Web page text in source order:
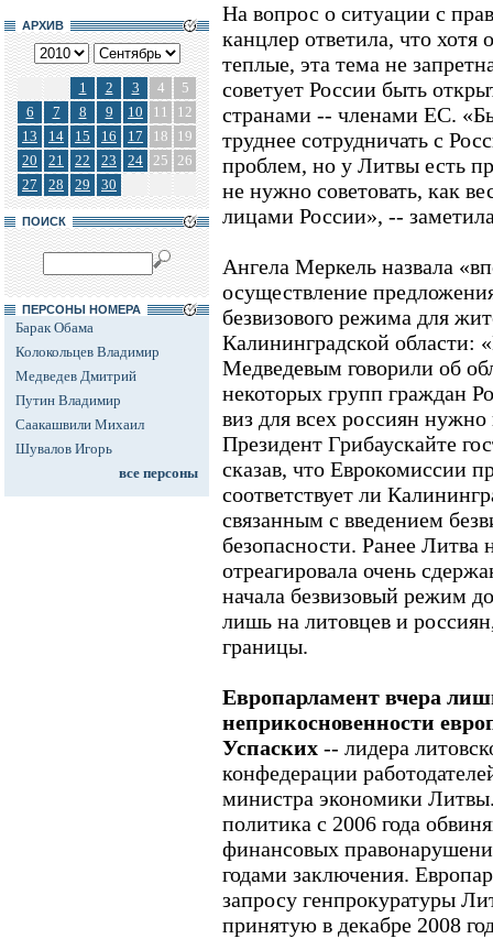
АРХИВ
1 2 3 4
5
6
7 8 9 10 11
12
13
14 15 16 17 18
19
20
21 22 23 24 25 26
27
28 29 30
ПОИСК
ПЕРСОНЫ НОМЕРА
Барак Обама
Колокольцев Владимир
Медведев Дмитрий
Путин Владимир
Саакашвили Михаил
Шувалов Игорь
все персоны
На вопрос о ситуации с
канцлер ответила, что
теплые, эта тема не
советует России быть
странами -- членами ЕС.
труднее сотрудничать с
проблем, но у Литвы есть
не нужно советовать, как
лицами России», --
Ангела Меркель назвала
осуществление
безвизового режима для
Калининградской
Медведевым говорили об
некоторых групп граждан
виз для всех россиян
Президент Грибаускайте
сказав, что Еврокомиссии
соответствует ли
связанным с введением
безопасности. Ранее
отреагировала очень
начала безвизовый режим
лишь на литовцев и
границы.
Европарламент вчера
неприкосновенности
Успаских -- лидера
конфедерации
министра экономики
политика с 2006 года
финансовых
годами заключения.
запросу генпрокуратуры
принятую в декабре 2008